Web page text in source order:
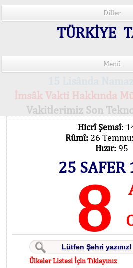
Diller
TÜRKİYE
Menü
İmsâk Vakti Hakkında
Vakitlerimiz Son
Hicrî Şemsî:
Rûmî: 26
Hızır: 95
25 SAFER
8
Ülkeler Listesi İçin Tıklayınız